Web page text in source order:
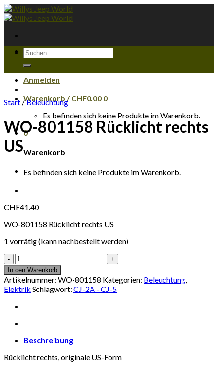
Skip
to
Suchen
nach:
Anmelden
Warenkorb /CHF0.00 0
Es befinden sich keine Produkte im Warenkorb.
0
Warenkorb
Es befinden sich keine Produkte im Warenkorb.
Start /Beleuchtung
WO-801158 Rücklicht rechts
US
CHF41.40
WO-801158 Rücklicht rechts US
1 vorrätig (kann nachbestellt werden)
WO-
801158
Rücklicht
rechts
US
Menge
In den Warenkorb
Artikelnummer: WO-801158 Kategorien: Beleuchtung,
Elektrik Schlagwort: CJ-2A - CJ-5
Beschreibung
Rücklicht rechts, originale US-Form